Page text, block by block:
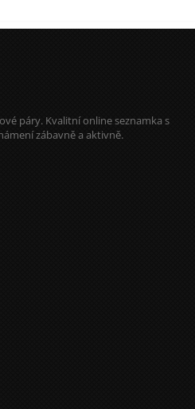
páry. Kvalitní online seznamka s
zábavně a aktivně.